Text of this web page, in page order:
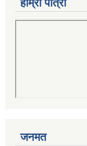
हाम्रो पात्रो
जनमत